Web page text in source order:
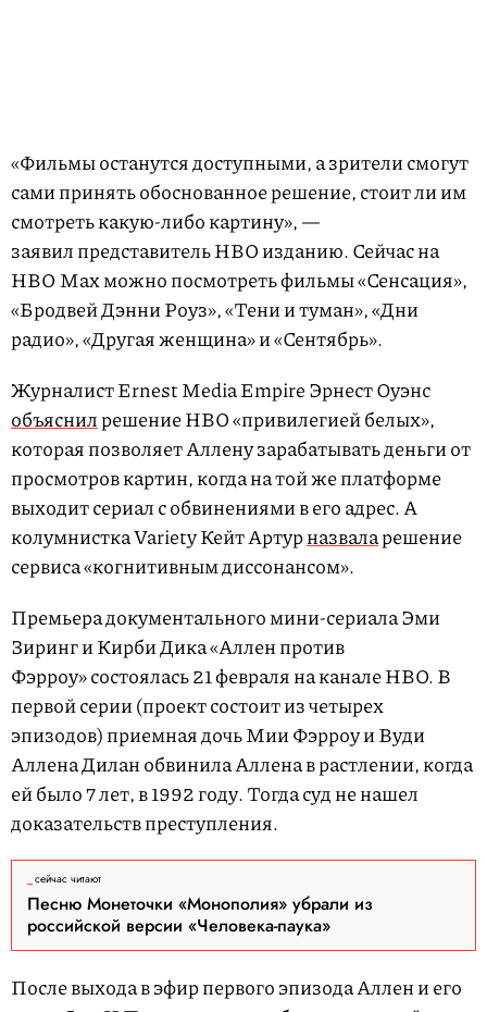
«Фильмы останутся доступными, а зрители смогут
сами принять обоснованное решение, стоит ли им
смотреть какую-либо картину», —
заявил представитель HBO изданию. Сейчас на
HBO Max можно посмотреть фильмы «Сенсация»,
«Бродвей Дэнни Роуз», «Тени и туман», «Дни
радио», «Другая женщина» и «Сентябрь».
Журналист Ernest Media Empire Эрнест Оуэнс
объяснилрешение HBO «привилегией белых»,
которая позволяет Аллену зарабатывать деньги от
просмотров картин, когда на той же платформе
выходит сериал с обвинениями в его адрес. А
колумнистка Variety Кейт Артурназваларешение
сервиса «когнитивным диссонансом».
Премьера документального мини-сериала Эми
Зиринг и Кирби Дика «Аллен против
Фэрроу» состоялась 21 февраля на канале HBO. В
первой серии (проект состоит из четырех
эпизодов) приемная дочь Мии Фэрроу и Вуди
Аллена Дилан обвинила Аллена в растлении, когда
ей было 7 лет, в 1992 году. Тогда суд не нашел
доказательств преступления.
сейчас читают
Песню Монеточки «Монополия» убрали из
российской версии «Человека-паука»
После выхода в эфир первого эпизода Аллен и его